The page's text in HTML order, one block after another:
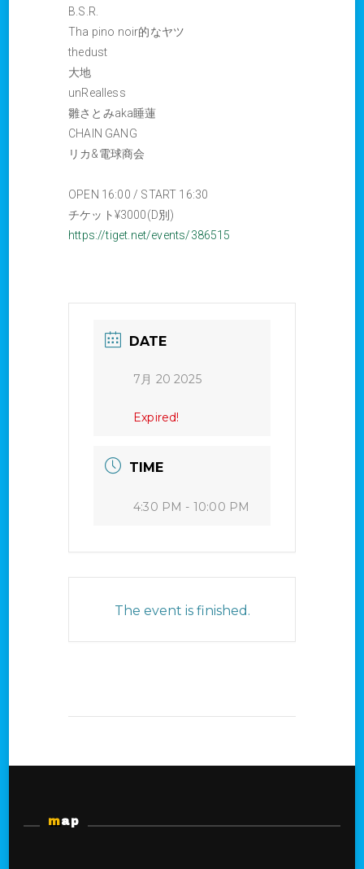
B.S.R.
Tha pino noir的なヤツ
thedust
大地
unRealless
雛さとみaka睡蓮
CHAIN GANG
リカ&電球商会
OPEN 16:00 / START 16:30
チケット¥3000(D別)
https://tiget.net/events/386515
DATE
7月 20 2025
Expired!
TIME
4:30 PM - 10:00 PM
The event is finished.
map